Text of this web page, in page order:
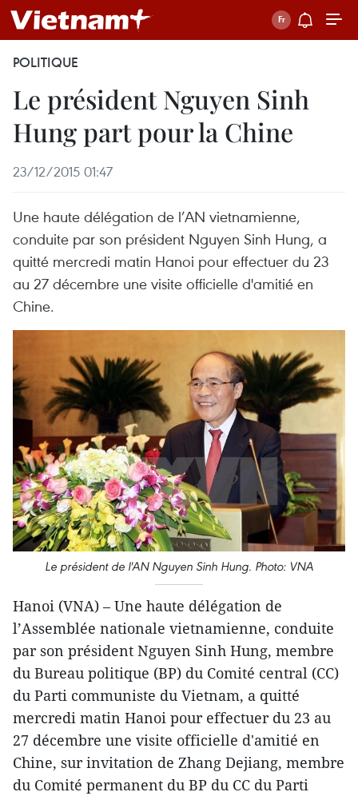
POLITIQUE
Le président Nguyen Sinh
Hung part pour la Chine
23/12/2015 01:47
Une haute délégation de l’AN vietnamienne,
conduite par son président Nguyen Sinh Hung, a
quitté mercredi matin Hanoi pour effectuer du 23
au 27 décembre une visite officielle d'amitié en
Chine.
Le président de l'AN Nguyen Sinh Hung. Photo: VNA
Hanoi (VNA) – Une haute délégation de
l’Assemblée nationale vietnamienne, conduite
par son président Nguyen Sinh Hung, membre
du Bureau politique (BP) du Comité central (CC)
du Parti communiste du Vietnam, a quitté
mercredi matin Hanoi pour effectuer du 23 au
27 décembre une visite officielle d'amitié en
Chine, sur invitation de Zhang Dejiang, membre
du Comité permanent du BP du CC du Parti